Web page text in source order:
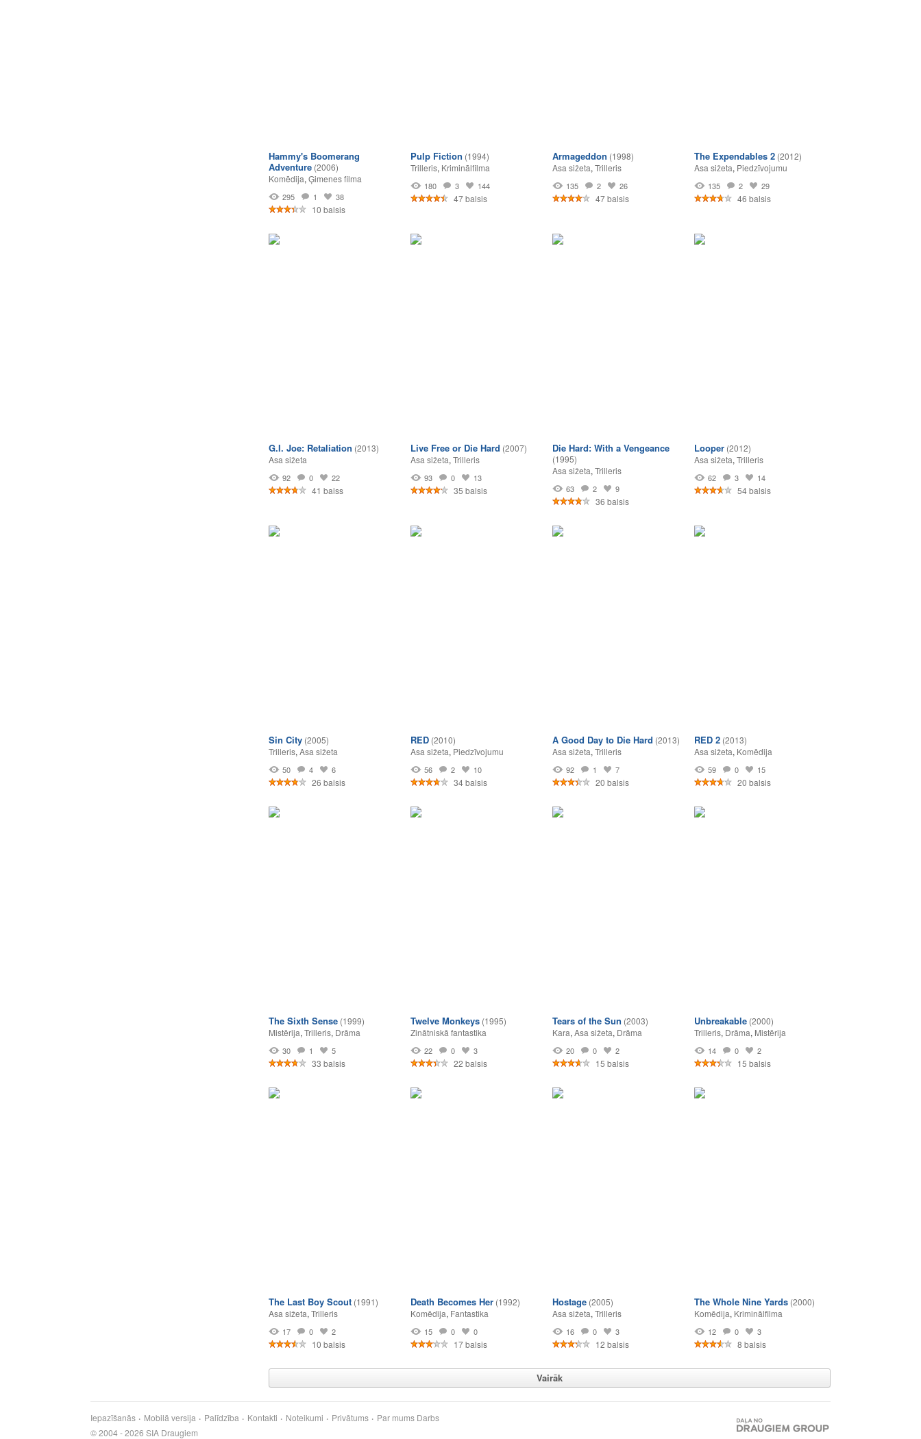
Hammy's Boomerang
Adventure (2006)
Komēdija, Ģimenes filma
295 1 38
10 balsis
Pulp Fiction (1994)
Trilleris, Kriminālfilma
180 3 144
47 balsis
Armageddon (1998)
Asa sižeta, Trilleris
135 2 26
47 balsis
The Expendables 2 (2012)
Asa sižeta, Piedzīvojumu
135 2 29
46 balsis
G.I. Joe: Retaliation (2013)
Asa sižeta
92 0 22
41 balss
Live Free or Die Hard (2007)
Asa sižeta, Trilleris
93 0 13
35 balsis
Die Hard: With a Vengeance
(1995)
Asa sižeta, Trilleris
63 2 9
36 balsis
Looper (2012)
Asa sižeta, Trilleris
62 3 14
54 balsis
Sin City (2005)
Trilleris, Asa sižeta
50 4 6
26 balsis
RED (2010)
Asa sižeta, Piedzīvojumu
56 2 10
34 balsis
A Good Day to Die Hard (2013)
Asa sižeta, Trilleris
92 1 7
20 balsis
RED 2 (2013)
Asa sižeta, Komēdija
59 0 15
20 balsis
The Sixth Sense (1999)
Mistērija, Trilleris, Drāma
30 1 5
33 balsis
Twelve Monkeys (1995)
Zinātniskā fantastika
22 0 3
22 balsis
Tears of the Sun (2003)
Kara, Asa sižeta, Drāma
20 0 2
15 balsis
Unbreakable (2000)
Trilleris, Drāma, Mistērija
14 0 2
15 balsis
The Last Boy Scout (1991)
Asa sižeta, Trilleris
17 0 2
10 balsis
Death Becomes Her (1992)
Komēdija, Fantastika
15 0 0
17 balsis
Hostage (2005)
Asa sižeta, Trilleris
16 0 3
12 balsis
The Whole Nine Yards (2000)
Komēdija, Kriminālfilma
12 0 3
8 balsis
Vairāk
Iepazīšanās Mobilā versija Palīdzība Kontakti Noteikumi Privātums Par mums Darbs
© 2004 - 2026 SIA Draugiem